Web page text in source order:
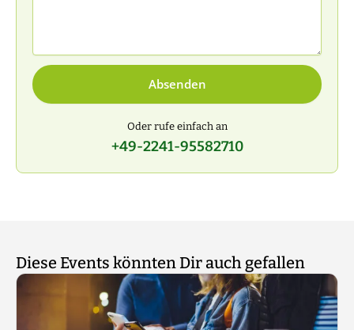
Absenden
Oder rufe einfach an
+49-2241-95582710
Diese Events könnten Dir auch gefallen